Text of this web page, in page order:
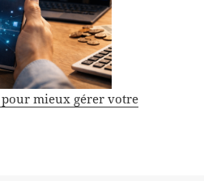
mieux gérer votre